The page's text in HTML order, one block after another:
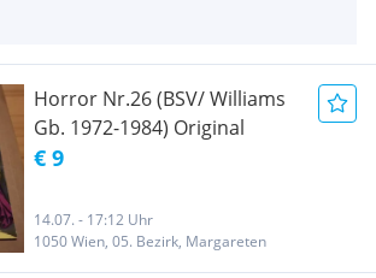
Horror Nr.26 (BSV/ Williams
Gb. 1972-1984) Original
€ 9
14.07. - 17:12 Uhr
1050 Wien, 05. Bezirk, Margareten